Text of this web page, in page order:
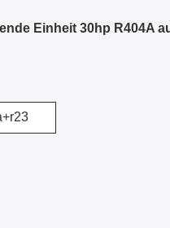
Einheit 30hp R404A